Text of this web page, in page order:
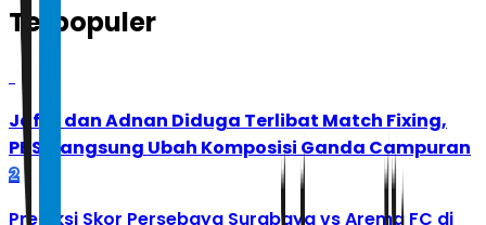
Terpopuler
Jafar dan Adnan Diduga Terlibat Match Fixing,
PBSI Langsung Ubah Komposisi Ganda Campuran
2
Prediksi Skor Persebaya Surabaya vs Arema FC di